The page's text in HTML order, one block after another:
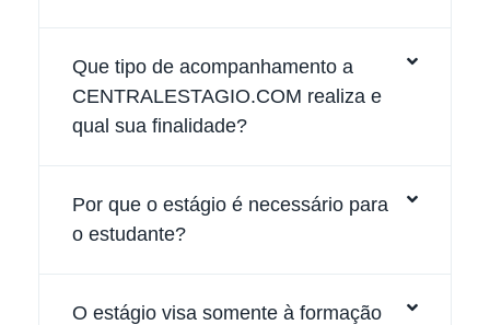
Que tipo de acompanhamento a
CENTRALESTAGIO.COM realiza e
qual sua finalidade?
Por que o estágio é necessário para
o estudante?
O estágio visa somente à formação